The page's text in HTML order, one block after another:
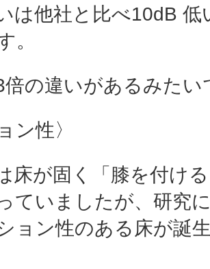
は他社と比べ10dB 低
。
倍の違いがあるみたい
ン性〉
床が固く「膝を付け
ていましたが、研究
ョン性のある床が誕